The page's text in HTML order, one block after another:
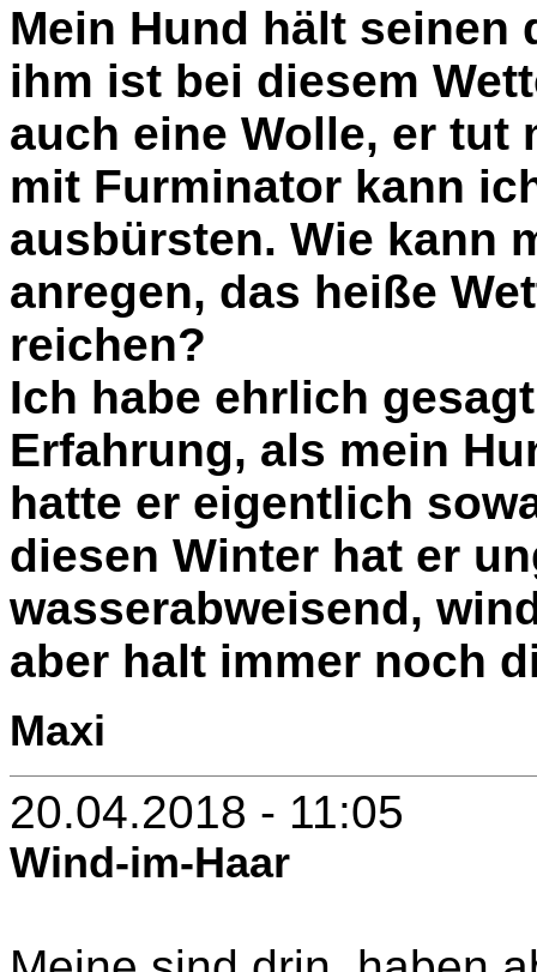
Mein Hund hält seinen
ihm ist bei diesem
auch eine Wolle, er
mit Furminator kann
ausbürsten. Wie kann
anregen, das heiße
reichen?
Ich habe ehrlich
Erfahrung, als mein
hatte er eigentlich
diesen Winter hat er
wasserabweisend,
aber halt immer noch
Maxi
20.04.2018 - 11:05
Wind-im-Haar